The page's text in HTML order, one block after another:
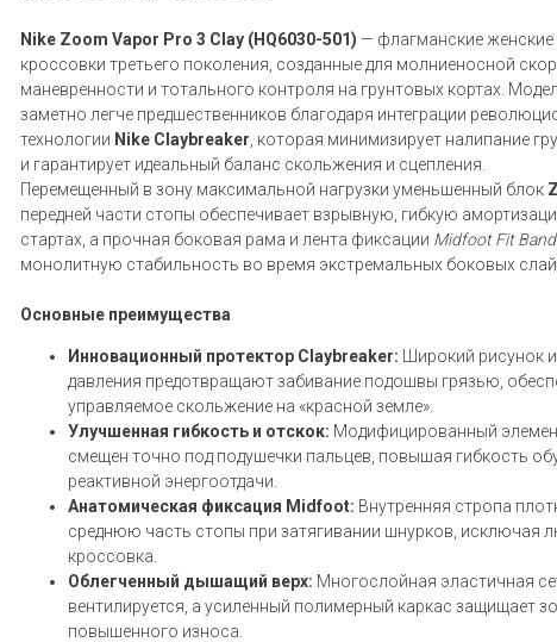
Nike Zoom Vapor Pro 3 Clay (HQ6030-501) — флагманские женские
кроссовки третьего поколения, созданные для молниеносной
маневренности и тотального контроля на грунтовых кортах.
заметно легче предшественников благодаря интеграции
технологии Nike Claybreaker , которая минимизирует налипание
и гарантирует идеальный баланс скольжения и сцепления.
Перемещенный в зону максимальной нагрузки уменьшенный блок
передней части стопы обеспечивает взрывную, гибкую
стартах, а прочная боковая рама и лента фиксации Midfoot Fit Band
монолитную стабильность во время экстремальных боковых
Основные преимущества
Инновационный протектор Claybreaker: Широкий рисунок
давления предотвращают забивание подошвы грязью,
управляемое скольжение на «красной земле».
Улучшенная гибкость и отскок: Модифицированный
смещен точно под подушечки пальцев, повышая гибкость
реактивной энергоотдачи.
Анатомическая фиксация Midfoot: Внутренняя стропа
среднюю часть стопы при затягивании шнурков, исключая
кроссовка.
Облегченный дышащий верх: Многослойная эластичная
вентилируется, а усиленный полимерный каркас защищает
повышенного износа.